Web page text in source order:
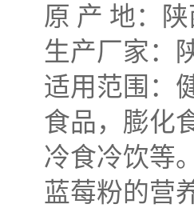
原 产 地：
生产厂家：
适用范围：
食品，膨化
冷食冷饮等
蓝莓粉的营